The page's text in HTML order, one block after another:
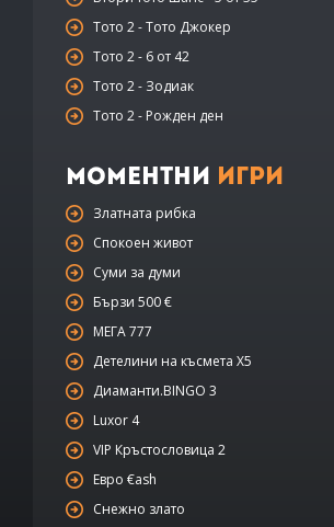
Тото 2 - Тото Джокер
Тото 2 - 6 от 42
Тото 2 - Зодиак
Тото 2 - Рожден ден
Моментни Игри
Златната рибка
Спокоен живот
Суми за думи
Бързи 500 €
МЕГА 777
Детелини на късмета Х5
Диаманти.BINGO 3
Luxor 4
VIP Кръстословица 2
Евро €ash
Снежно злато